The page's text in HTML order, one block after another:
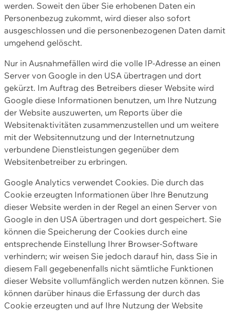
werden. Soweit den über Sie erhobenen Daten ein
Personenbezug zukommt, wird dieser also sofort
ausgeschlossen und die personenbezogenen Daten damit
umgehend gelöscht.
Nur in Ausnahmefällen wird die volle IP-Adresse an einen
Server von Google in den USA übertragen und dort
gekürzt. Im Auftrag des Betreibers dieser Website wird
Google diese Informationen benutzen, um Ihre Nutzung
der Website auszuwerten, um Reports über die
Websitenaktivitäten zusammenzustellen und um weitere
mit der Websitennutzung und der Internetnutzung
verbundene Dienstleistungen gegenüber dem
Websitenbetreiber zu erbringen.
Google Analytics verwendet Cookies. Die durch das
Cookie erzeugten Informationen über Ihre Benutzung
dieser Website werden in der Regel an einen Server von
Google in den USA übertragen und dort gespeichert. Sie
können die Speicherung der Cookies durch eine
entsprechende Einstellung Ihrer Browser-Software
verhindern; wir weisen Sie jedoch darauf hin, dass Sie in
diesem Fall gegebenenfalls nicht sämtliche Funktionen
dieser Website vollumfänglich werden nutzen können. Sie
können darüber hinaus die Erfassung der durch das
Cookie erzeugten und auf Ihre Nutzung der Website